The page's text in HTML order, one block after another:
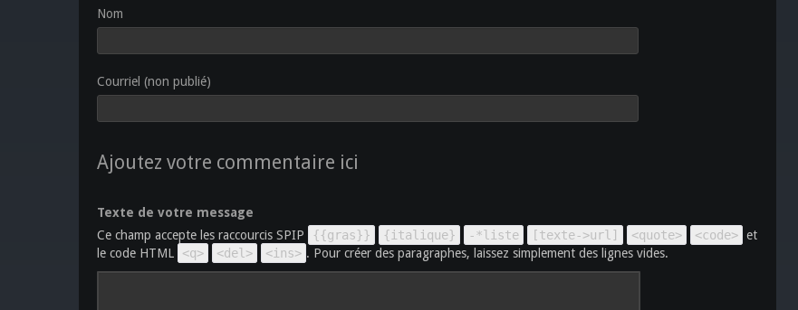
Nom
Courriel (non publié)
Ajoutez votre commentaire ici
Texte de votre message
Ce champ accepte les raccourcis SPIP
{{gras}} {italique} -*liste [texte->url] <quote> <code> et
le code HTML
<q> <del> <ins> . Pour créer des paragraphes, laissez simplement des lignes vides.